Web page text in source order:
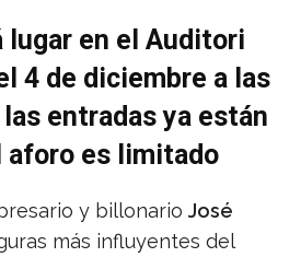
lugar en el Auditori
4 de diciembre a las
entradas ya están
aforo es limitado
y billonario José
más influyentes del